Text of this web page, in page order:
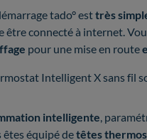
tado° esttrès
être connecté à internet.
pour une mise en route
Intelligent X sans fil
intelligente,
êtes équipé detêtes